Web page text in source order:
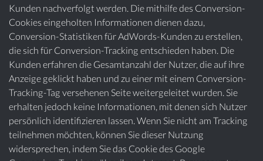
Kunden nachverfolgt werden. Die mithilfe des Conversion-
Cookies eingeholten Informationen dienen dazu,
Conversion-Statistiken für AdWords-Kunden zu erstellen,
die sich für Conversion-Tracking entschieden haben. Die
Kunden erfahren die Gesamtanzahl der Nutzer, die auf ihre
Anzeige geklickt haben und zu einer mit einem Conversion-
Tracking-Tag versehenen Seite weitergeleitet wurden. Sie
erhalten jedoch keine Informationen, mit denen sich Nutzer
persönlich identifizieren lassen. Wenn Sie nicht am Tracking
teilnehmen möchten, können Sie dieser Nutzung
widersprechen, indem Sie das Cookie des Google